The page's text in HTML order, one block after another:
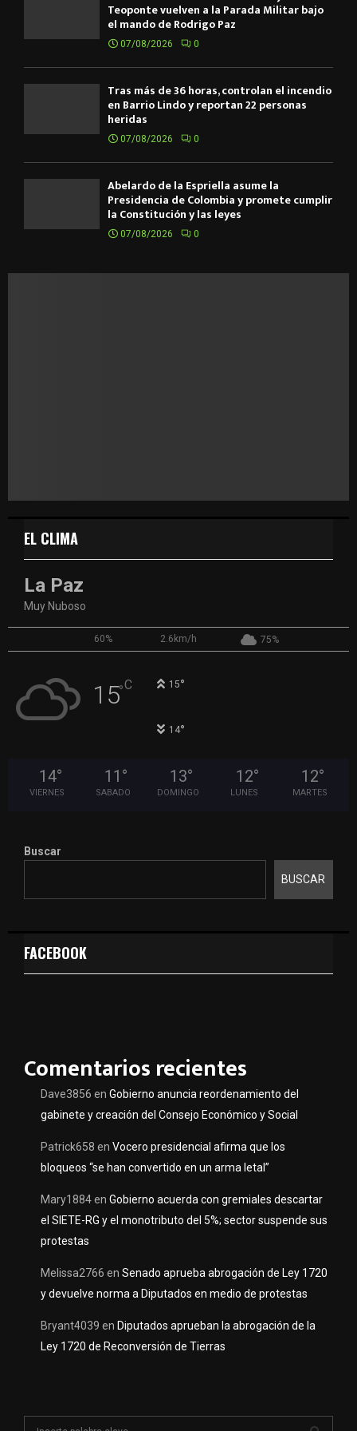
Teoponte vuelven a la Parada Militar bajo
el mando de Rodrigo Paz
07/08/2026 0
Tras más de 36 horas, controlan el incendio
en Barrio Lindo y reportan 22 personas
heridas
07/08/2026 0
Abelardo de la Espriella asume la
Presidencia de Colombia y promete cumplir
la Constitución y las leyes
07/08/2026 0
EL CLIMA
La Paz
Muy Nuboso
60% 2.6km/h 75%
15°C 15°
14°
14°
VIERNES
11 °
SABADO
13°
DOMINGO
12°
LUNES
12°
MARTES
Buscar
BUSCAR
FACEBOOK
Comentarios recientes
Dave3856 en Gobierno anuncia reordenamiento del
gabinete y creación del Consejo Económico y Social
Patrick658 en Vocero presidencial afirma que los
bloqueos “se han convertido en un arma letal”
Mary1884en Gobierno acuerda con gremiales descartar
el SIETE-RG y el monotributo del 5%; sector suspende sus
protestas
Melissa2766 en Senado aprueba abrogación de Ley 1720
y devuelve norma a Diputados en medio de protestas
Bryant4039 en Diputados aprueban la abrogación de la
Ley 1720 de Reconversión de Tierras